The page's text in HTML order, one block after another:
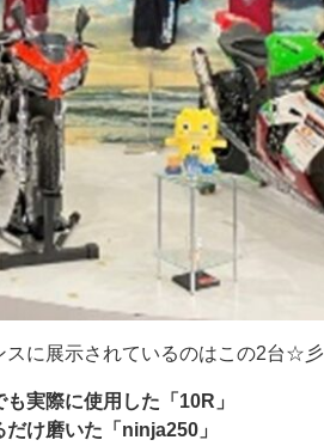
スに展示されているのはこの2台☆彡
実際に使用した「10R」
け磨いた「ninja250」